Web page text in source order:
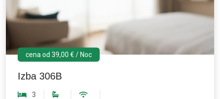
cena od 39,00 € / Noc
Izba 306B
3